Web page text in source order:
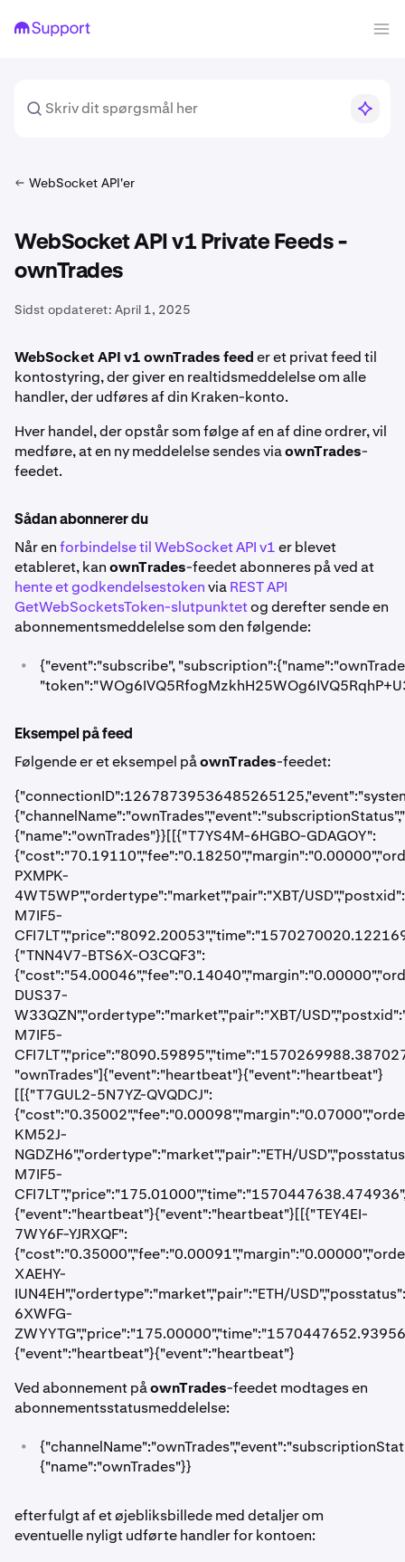
WebSocket API'er
WebSocket API v1 Private Feeds -
ownTrades
Sidst opdateret: April 1, 2025
WebSocket API v1 ownTrades feeder et privat feed til
kontostyring, der giver en realtidsmeddelelse om alle
handler, der udføres af din Kraken-konto.
Hver handel, der opstår som følge af en af dine ordrer, vil
medføre, at en ny meddelelse sendes viaownTrades-
feedet.
Sådan abonnerer du
Når enforbindelse til WebSocket API v1er blevet
etableret, kanownTrades-feedet abonneres på ved at
hente et godkendelsestokenviaREST API
GetWebSocketsToken-slutpunktetog derefter sende en
abonnementsmeddelelse som den følgende:
•
{"event":"subscribe",
Eksempel på feed
Følgende er et eksempel påownTrades-feedet:
{"name":"ownTrades"}}[[{"T7YS4M-6HGBO-GDAGOY":
PXMPK-
4WT5WP","ordertype":"market","pair":"XBT/
M7IF5-
{"TNN4V7-BTS6X-O3CQF3":
DUS37-
W33QZN","ordertype":"market","pair":"XBT/
M7IF5-
"ownTrades"]{"event":"heartbeat"}{"event":"heartbeat"}
[[{"T7GUL2-5N7YZ-QVQDCJ":
KM52J-
NGDZH6","ordertype":"market","pair":"ETH/
M7IF5-
{"event":"heartbeat"}{"event":"heartbeat"}[[{"TEY4EI-
7WY6F-YJRXQF":
XAEHY-
IUN4EH","ordertype":"market","pair":"ETH/
6XWFG-
{"event":"heartbeat"}{"event":"heartbeat"}
Ved abonnement påownTrades-feedet modtages en
abonnementsstatusmeddelelse:
•
{"name":"ownTrades"}}
efterfulgt af et øjebliksbillede med detaljer om
eventuelle nyligt udførte handler for kontoen: